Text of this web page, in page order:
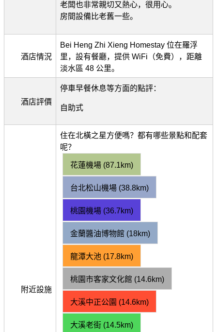
老闆也非常親切又熱心，很用心。
房間設備比老舊一些。
酒店情況
Bei Heng Zhi Xieng Homestay 位在羅浮
里，設有餐廳，提供 WiFi（免費），距離
淡水區 48 公里。
酒店評價
停車早餐休息等方面的點評：
自助式
附近設施
住在北橫之星方便嗎？都有哪些景點和配套
呢？
花蓮機場 (87.1km)
台北松山機場 (38.8km)
桃園機場 (36.7km)
金蘭醬油博物館 (18km)
龍潭大池 (17.8km)
桃園市客家文化館 (14.6km)
大溪中正公園 (14.6km)
大溪老街 (14.5km)